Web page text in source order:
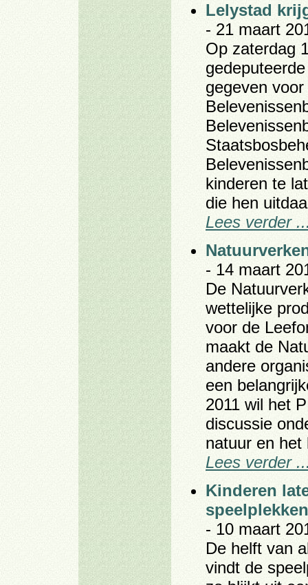
Lelystad
- 21 maart
Op zaterdag
gegeven
kinderen te
die hen
Lees verder
- 14 maart
De
wettelijke
voor de
maakt de
andere
een
2011 wil het
discussie
natuur en het
Lees verder
Kinderen
- 10 maart
De helft van
vindt de